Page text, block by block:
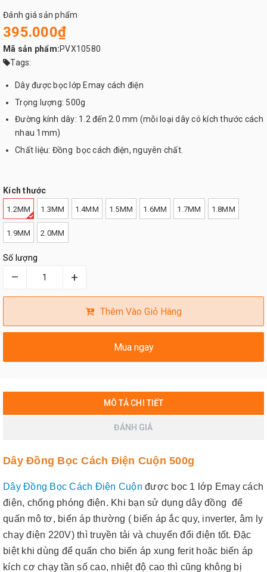
Đánh giá sản phẩm
395.000₫
Mã sản phẩm:PVX10580
Tags:
Dây được bọc lớp Emay cách điện
Trọng lượng: 500g
Đường kính dây: 1.2 đến 2.0 mm (mỗi loại dây có kích thước cách
nhau 1mm)
Chất liệu: Đồng bọc cách điện, nguyên chất.
Kích thước
1.2MM 1.3MM 1.4MM 1.5MM 1.6MM 1.7MM 1.8MM
1.9MM 2.0MM
Số lượng
– +
Thêm Vào Giỏ Hàng
Mua ngay
MÔ TẢ CHI TIẾT
ĐÁNH GIÁ
Dây Đồng Bọc Cách Điện Cuộn 500g
Dây Đồng Bọc Cách Điện Cuộn được bọc 1 lớp Emay cách
điện, chống phóng điện. Khi bạn sử dụng dây đồng để
quấn mô tơ, biến áp thường ( biến áp ắc quy, inverter, âm ly
chạy điện 220V) thì truyền tải và chuyển đổi điện tốt. Đặc
biệt khi dùng để quấn cho biến áp xung ferit hoặc biến áp
kích cơ chạy tần số cao, nhiệt độ cao thì cũng không bị